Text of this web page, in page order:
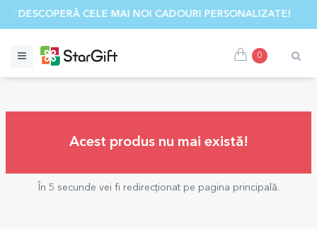
✨ DESCOPERĂ CELE MAI NOI CADOURI PERSONALIZATE! ☀️
0
Acest produs nu mai există!
În 5 secunde vei fi redirecționat pe pagina principală.